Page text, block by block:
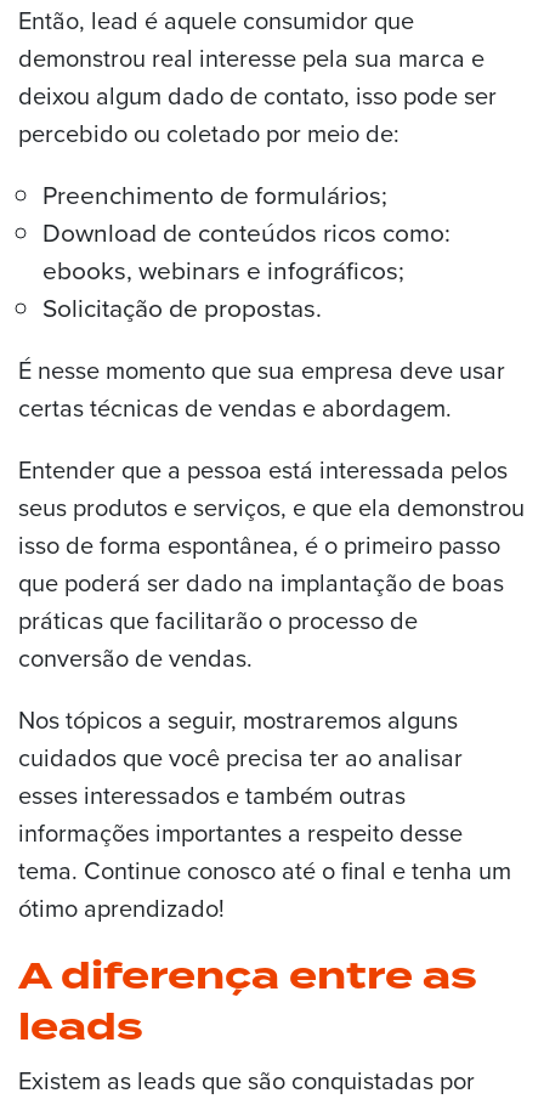
Então, lead é aquele consumidor que
demonstrou real interesse pela sua marca e
deixou algum dado de contato, isso pode ser
percebido ou coletado por meio de:
Preenchimento de formulários;
Download de conteúdos ricos como:
ebooks, webinars e infográficos;
Solicitação de propostas.
É nesse momento que sua empresa deve usar
certas técnicas de vendas e abordagem.
Entender que a pessoa está interessada pelos
seus produtos e serviços, e que ela demonstrou
isso de forma espontânea, é o primeiro passo
que poderá ser dado na implantação de boas
práticas que facilitarão o processo de
conversão de vendas.
Nos tópicos a seguir, mostraremos alguns
cuidados que você precisa ter ao analisar
esses interessados e também outras
informações importantes a respeito desse
tema. Continue conosco até o final e tenha um
ótimo aprendizado!
A diferença entre as
leads
Existem as leads que são conquistadas por